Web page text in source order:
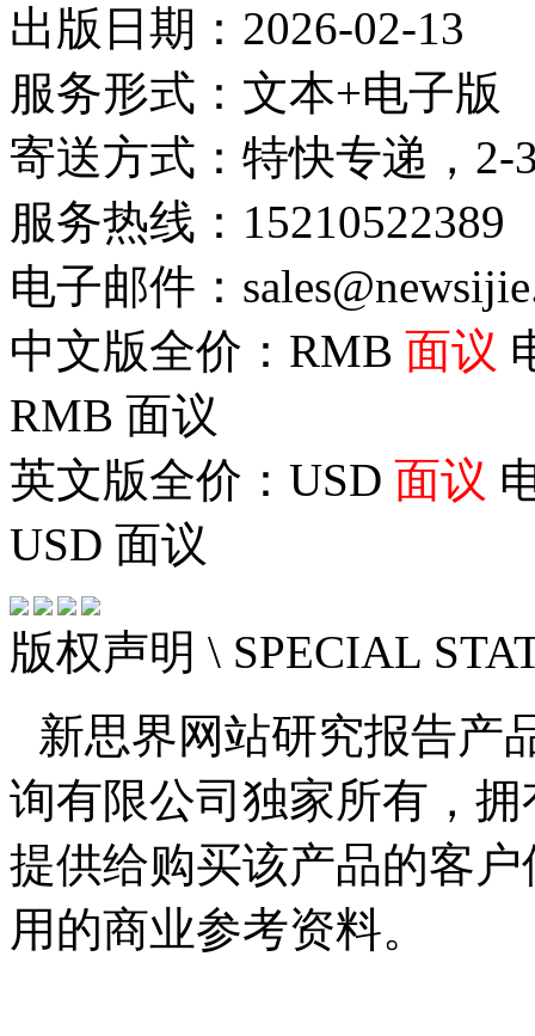
出版日期：2026-02-13
服务形式：文本+电子版
寄送方式：特快专递，2-
服务热线：15210522389
电子邮件：
中文版全价：RMB 面议
RMB 面议
英文版全价：USD 面议
USD 面议
版权声明 \ SPECIAL
新思界网站研究报告产
询有限公司独家所有，
提供给购买该产品的客
用的商业参考资料。